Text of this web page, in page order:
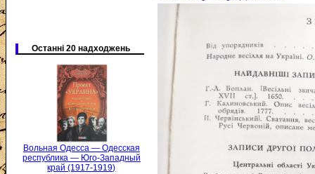
Останні 20 надходжень
Вольная Одесса — Одесская
республика — Юго-Западный
край (1917-1919)